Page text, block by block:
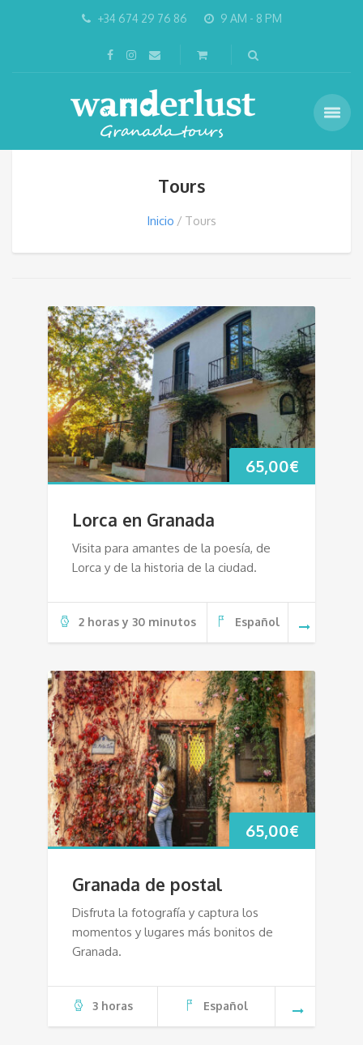
+34 674 29 76 86 9 AM - 8 PM
Tours
Inicio Tours
65,00€
Lorca en Granada
Visita para amantes de la poesía, de
Lorca y de la historia de la ciudad.
2 horas y 30 minutos Español
65,00€
Granada de postal
Disfruta la fotografía y captura los
momentos y lugares más bonitos de
Granada.
3 horas Español